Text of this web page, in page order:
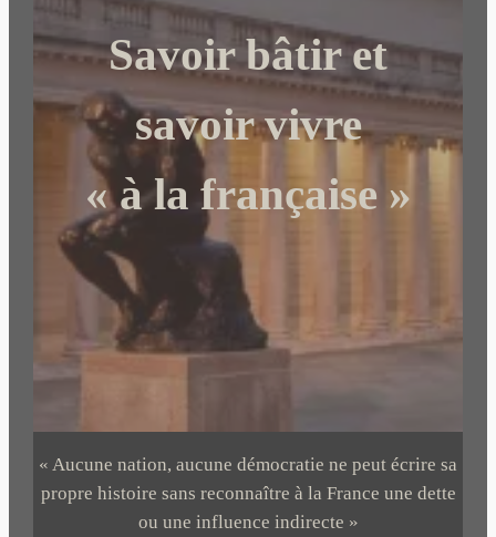
c
h
r
Savoir bâtir et
savoir vivre
« à la française »
« Aucune nation, aucune démocratie ne peut écrire sa
propre histoire sans reconnaître à la France une dette
ou une influence indirecte »